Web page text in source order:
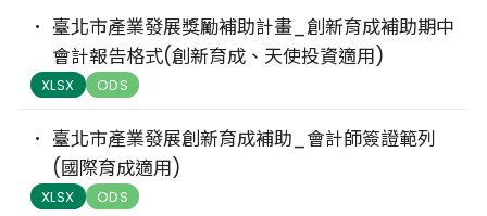
臺北市產業發展獎勵補助計畫_創新育成補助期中
會計報告格式(創新育成、天使投資適用)
XLSX ODS
臺北市產業發展創新育成補助_會計師簽證範列
(國際育成適用)
XLSX ODS